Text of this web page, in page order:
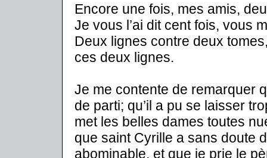
Encore une fois, mes amis,
Je vous l’ai dit cent fois, vous
Deux lignes contre deux
ces deux lignes.
Je me contente de remarquer
de parti; qu’il a pu se laisser
met les belles dames toutes
que saint Cyrille a sans doute
abominable, et que je prie le